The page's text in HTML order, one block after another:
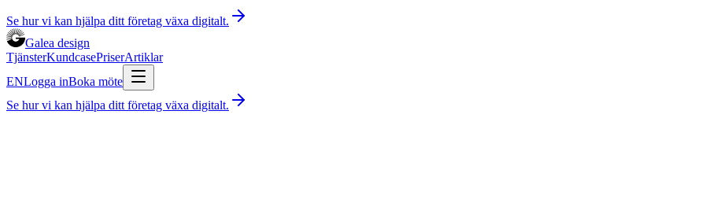
Se hur vi kan hjälpa ditt företag växa digitalt.
Galea design
TjänsterKundcasePriserArtiklar
ENLogga inBoka möte
Se hur vi kan hjälpa ditt företag växa digitalt.